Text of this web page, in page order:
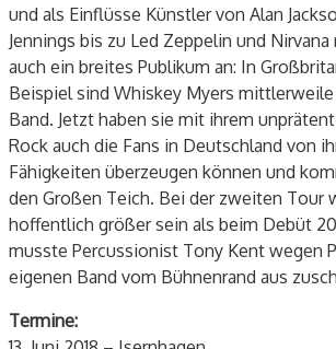
und als Einflüsse Künstler von Alan
Jennings bis zu Led Zeppelin und
auch ein breites Publikum an: In
Beispiel sind Whiskey Myers
Band. Jetzt haben sie mit ihrem
Rock auch die Fans in Deutschland von
Fähigkeiten überzeugen können und
den Großen Teich. Bei der zweiten Tour
hoffentlich größer sein als beim Debüt
musste Percussionist Tony Kent wegen
eigenen Band vom Bühnenrand aus
Termine: